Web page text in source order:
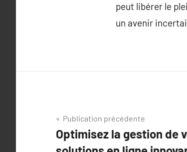
peut libérer le
un avenir
Navigation
de
Publication précédente
Optimisez la gestion de